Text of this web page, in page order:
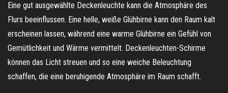
Eine gut ausgewählte Deckenleuchte kann die Atmosphäre des
Flurs beeinflussen. Eine helle, weiße Glühbirne kann den Raum kalt
erscheinen lassen, während eine warme Glühbirne ein Gefühl von
Gemütlichkeit und Wärme vermittelt. Deckenleuchten-Schirme
können das Licht streuen und so eine weiche Beleuchtung
schaffen, die eine beruhigende Atmosphäre im Raum schafft.